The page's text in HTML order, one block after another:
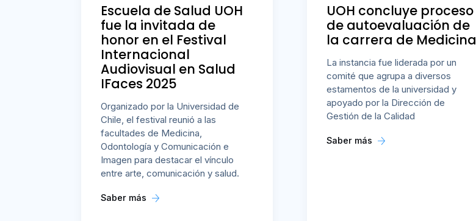
Escuela de Salud UOH
fue la invitada de
honor en el Festival
Internacional
Audiovisual en Salud
IFaces 2025
Organizado por la Universidad de
Chile, el festival reunió a las
facultades de Medicina,
Odontología y Comunicación e
Imagen para destacar el vínculo
entre arte, comunicación y salud.
Saber más
UOH concluye proceso
de autoevaluación de
la carrera de Medicina
La instancia fue liderada por un
comité que agrupa a diversos
estamentos de la universidad y
apoyado por la Dirección de
Gestión de la Calidad
Saber más